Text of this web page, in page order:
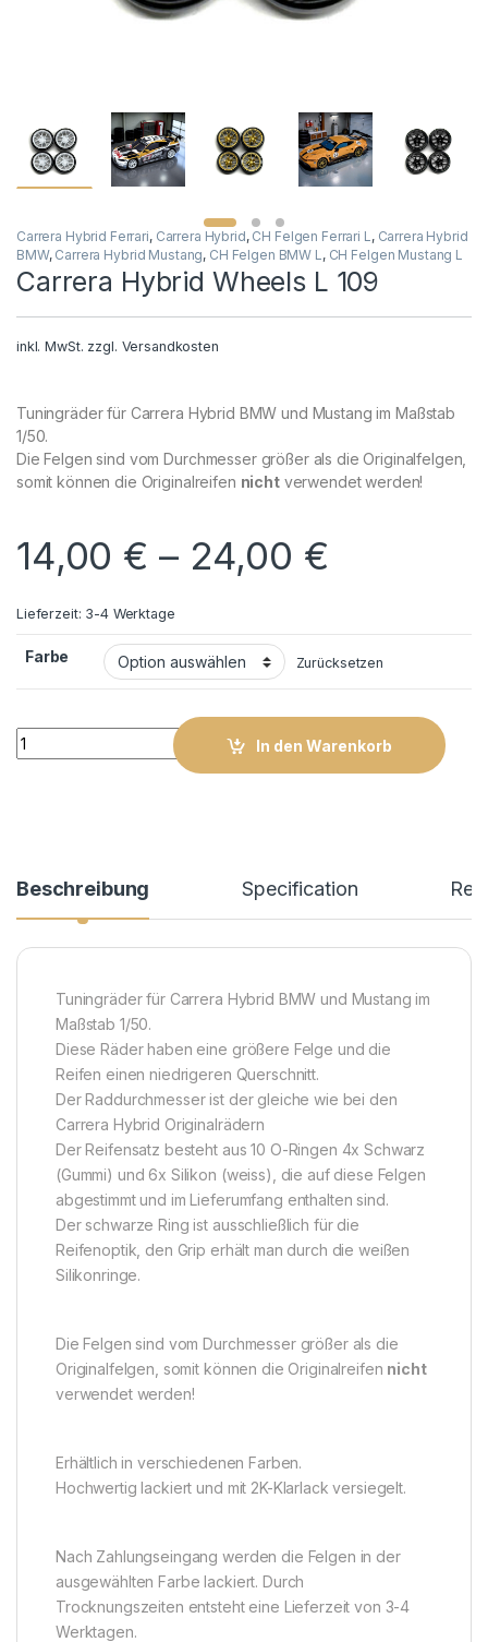
Carrera Hybrid Ferrari, Carrera Hybrid, CH Felgen Ferrari L, Carrera Hybrid
BMW, Carrera Hybrid Mustang, CH Felgen BMW L, CH Felgen Mustang L
Carrera Hybrid Wheels L 109
inkl. MwSt. zzgl. Versandkosten
Tuningräder für Carrera Hybrid BMW und Mustang im Maßstab
1/50.
Die Felgen sind vom Durchmesser größer als die Originalfelgen,
somit können die Originalreifen nichtverwendet werden!
14,00 € – 24,00 €
Lieferzeit: 3-4 Werktage
Farbe Zurücksetzen
Carrera Hybrid Wheels L 109 quantity
In den Warenkorb
Beschreibung Specification
Tuningräder für Carrera Hybrid BMW und Mustang im
Maßstab 1/50.
Diese Räder haben eine größere Felge und die
Reifen einen niedrigeren Querschnitt.
Der Raddurchmesser ist der gleiche wie bei den
Carrera Hybrid Originalrädern
Der Reifensatz besteht aus 10 O-Ringen 4x Schwarz
(Gummi) und 6x Silikon (weiss), die auf diese Felgen
abgestimmt und im Lieferumfang enthalten sind.
Der schwarze Ring ist ausschließlich für die
Reifenoptik, den Grip erhält man durch die weißen
Silikonringe.
Die Felgen sind vom Durchmesser größer als die
Originalfelgen, somit können die Originalreifen nicht
verwendet werden!
Erhältlich in verschiedenen Farben.
Hochwertig lackiert und mit 2K-Klarlack versiegelt.
Nach Zahlungseingang werden die Felgen in der
ausgewählten Farbe lackiert. Durch
Trocknungszeiten entsteht eine Lieferzeit von 3-4
Werktagen.